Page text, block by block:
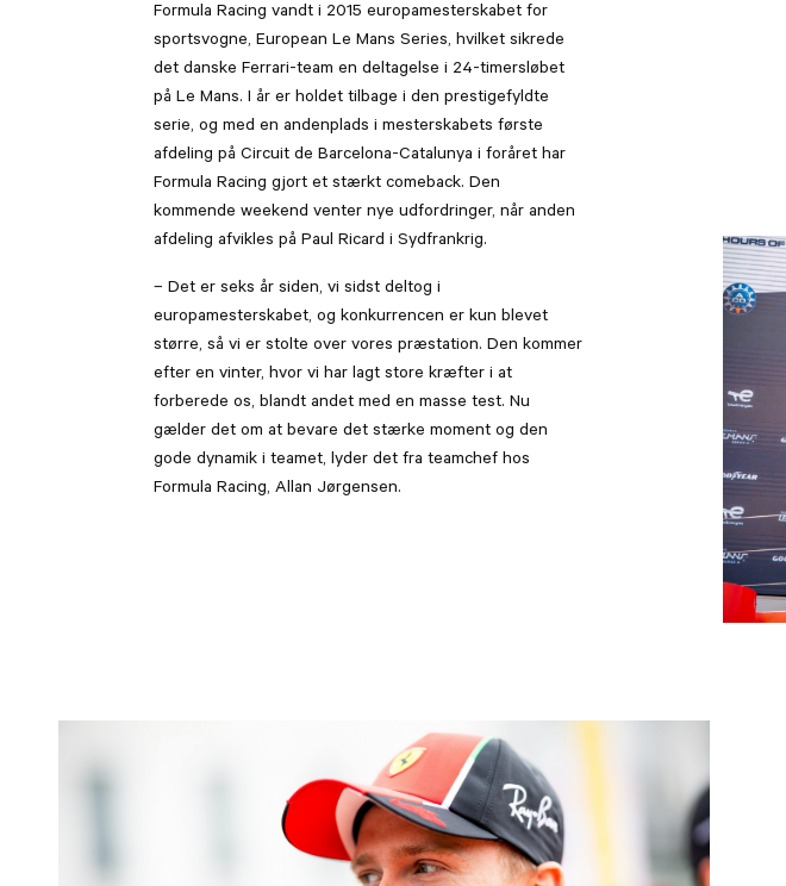
Formula Racing vandt i 2015 europamesterskabet for
sportsvogne, European Le Mans Series, hvilket sikrede
det danske Ferrari-team en deltagelse i 24-timersløbet
på Le Mans. I år er holdet tilbage i den prestigefyldte
serie, og med en andenplads i mesterskabets første
afdeling på Circuit de Barcelona-Catalunya i foråret har
Formula Racing gjort et stærkt comeback. Den
kommende weekend venter nye udfordringer, når anden
afdeling afvikles på Paul Ricard i Sydfrankrig.
– Det er seks år siden, vi sidst deltog i
europamesterskabet, og konkurrencen er kun blevet
større, så vi er stolte over vores præstation. Den kommer
efter en vinter, hvor vi har lagt store kræfter i at
forberede os, blandt andet med en masse test. Nu
gælder det om at bevare det stærke moment og den
gode dynamik i teamet, lyder det fra teamchef hos
Formula Racing, Allan Jørgensen.